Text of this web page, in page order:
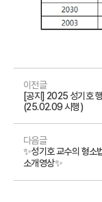
이전글
[공지] 2025 성기호
(25.02.09 시행)
다음글
✨성기호 교수의 형소
소개영상✨